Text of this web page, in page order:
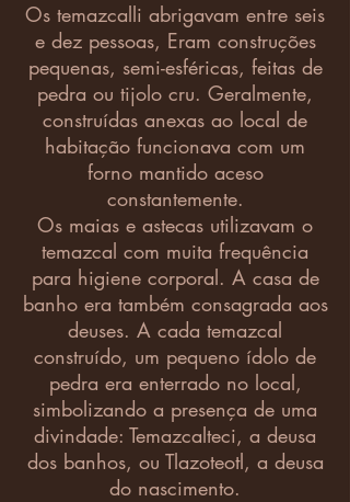
Os temazcalli abrigavam entre seis
e dez pessoas, Eram construções
pequenas, semi-esféricas, feitas de
pedra ou tijolo cru. Geralmente,
construídas anexas ao local de
habitação funcionava com um
forno mantido aceso
constantemente.
Os maias e astecas utilizavam o
temazcal com muita frequência
para higiene corporal. A casa de
banho era também consagrada aos
deuses. A cada temazcal
construído, um pequeno ídolo de
pedra era enterrado no local,
simbolizando a presença de uma
divindade: Temazcalteci, a deusa
dos banhos, ou Tlazoteotl, a deusa
do nascimento.